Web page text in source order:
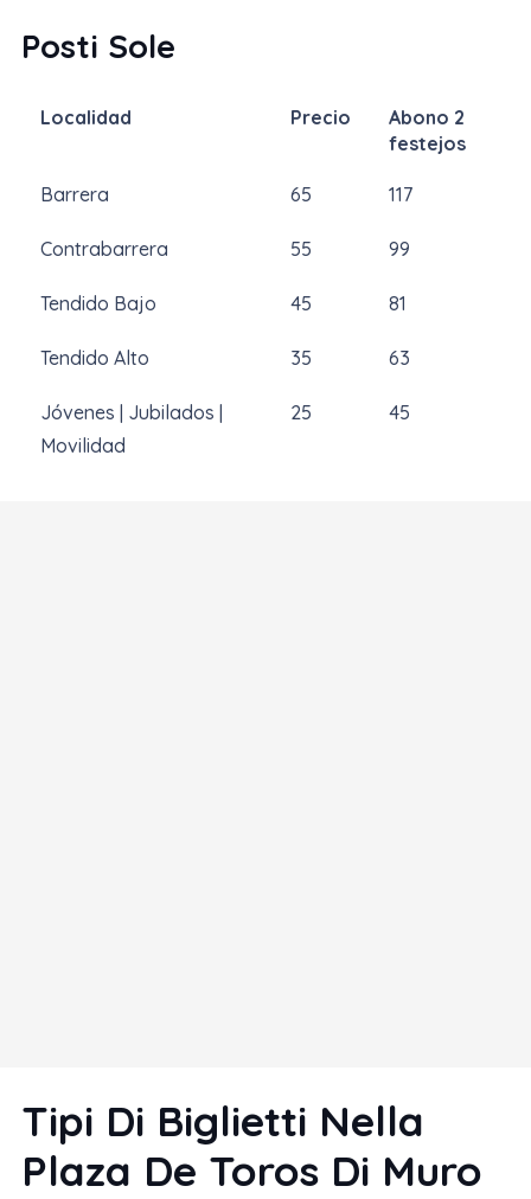
Posti Sole
Localidad Precio
Abono 2
festejos
Barrera 65 117
Contrabarrera 55 99
Tendido Bajo 45 81
Tendido Alto 35 63
Jóvenes | Jubilados |
Movilidad
25 45
Tipi Di Biglietti Nella
Plaza De Toros Di Muro